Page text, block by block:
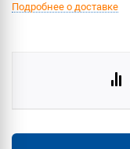
Подробнее о доставке